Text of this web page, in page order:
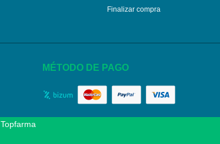
Finalizar compra
MÉTODO DE PAGO
Topfarma